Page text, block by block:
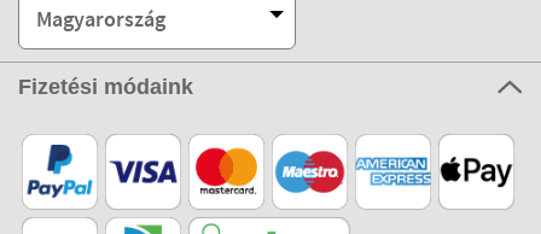
Magyarország
Fizetési módaink